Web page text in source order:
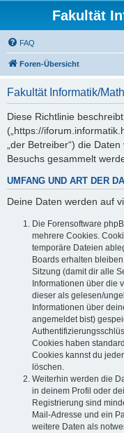
Fakultät
FAQ
Foren-Übersicht
Fakultät Informatik/
Diese Richtlinie
(„https://
„der Betreiber“) die
Besuchs gesammelt
UMFANG UND ART DER
Deine Daten werden auf
Die Forensoftware
mehrere Cookies.
temporäre Dateien
Boards erhalten
Sitzung (damit dir alle
Informationen über die
dieser als gelesen/
Informationen über
angemeldet bist)
Cookies haben
Cookies kannst du
löschen.
Weiterhin werden die
in deinem Profil oder
Registrierung sind
Mail-Adresse und ein
weitere Daten als